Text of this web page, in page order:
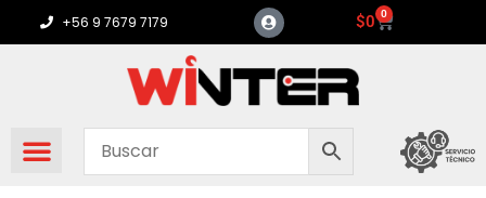
+56 9 7679 7179 $0 0
Carrito